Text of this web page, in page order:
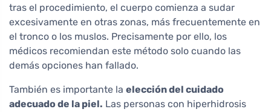
tras el procedimiento, el cuerpo comienza a sudar
excesivamente en otras zonas, más frecuentemente en
el tronco o los muslos. Precisamente por ello, los
médicos recomiendan este método solo cuando las
demás opciones han fallado.
También es importante la elección del cuidado
adecuado de la piel. Las personas con hiperhidrosis